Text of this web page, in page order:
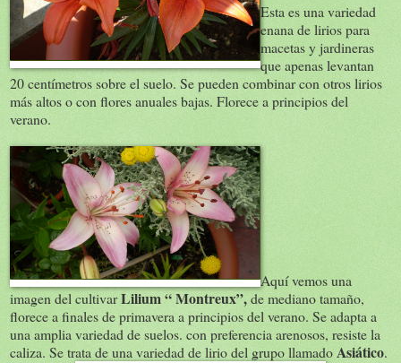
Esta es una variedad
enana de lirios para
macetas y jardineras
que apenas levantan
20 centímetros sobre el suelo. Se pueden combinar con otros lirios
más altos o con flores anuales bajas. Florece a principios del
verano.
Aquí vemos una
imagen del cultivarLilium “ Montreux”,de mediano tamaño,
florece a finales de primavera a principios del verano. Se adapta a
una amplia variedad de suelos. con preferencia arenosos, resiste la
caliza. Se trata de una variedad de lirio del grupo llamadoAsiático.